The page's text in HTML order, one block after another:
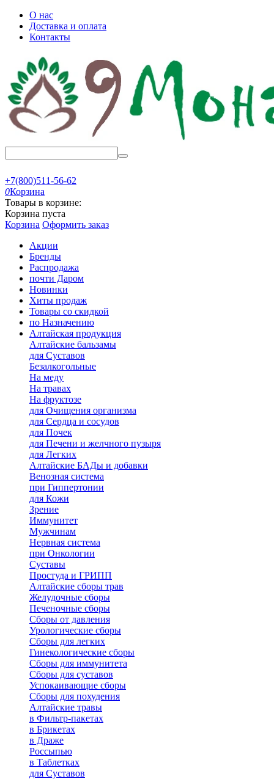
О нас
Доставка и оплата
Контакты
+7(800)511-56-62
0Корзина
Товары в корзине:
Корзина пуста
Корзина Оформить заказ
Акции
Бренды
Распродажа
почти Даром
Новинки
Хиты продаж
Товары со скидкой
по Назначению
Алтайская продукция
Алтайские бальзамы
для Суставов
Безалкогольные
На меду
На травах
На фруктозе
для Очищения организма
для Сердца и сосудов
для Почек
для Печени и желчного пузыря
для Легких
Алтайские БАДы и добавки
Венозная система
при Гиппертонии
для Кожи
Зрение
Иммунитет
Мужчинам
Нервная система
при Онкологии
Суставы
Простуда и ГРИПП
Алтайские сборы трав
Желудочные сборы
Печеночные сборы
Сборы от давления
Урологические сборы
Сборы для легких
Гинекологические сборы
Сборы для иммунитета
Сборы для суставов
Успокаивающие сборы
Сборы для похудения
Алтайские травы
в Фильтр-пакетах
в Брикетах
в Драже
Россыпью
в Таблетках
для Cуставов